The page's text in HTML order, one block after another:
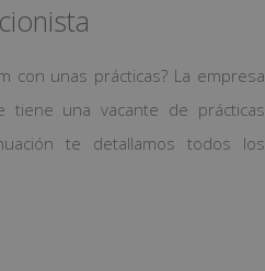
con unas prácticas? La empresa
tiene una vacante de prácticas
te detallamos todos los